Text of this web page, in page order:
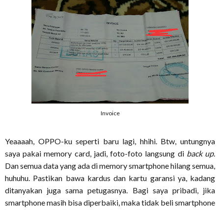
Invoice
Yeaaaah, OPPO-ku seperti baru lagi, hhihi. Btw, untungnya
saya pakai memory card, jadi, foto-foto langsung di back up.
Dan semua data yang ada di memory smartphone hilang semua,
huhuhu. Pastikan bawa kardus dan kartu garansi ya, kadang
ditanyakan juga sama petugasnya. Bagi saya pribadi, jika
smartphone masih bisa diperbaiki, maka tidak beli smartphone